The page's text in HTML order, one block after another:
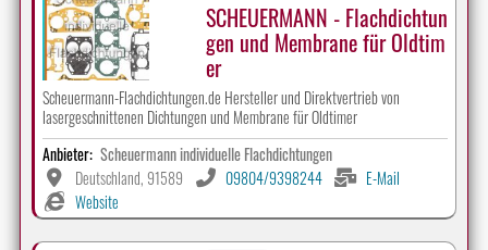
SCHEUERMANN - Flachdichtun
gen und Membrane für Oldtim
er
Scheuermann-Flachdichtungen.de Hersteller und Direktvertrieb von
lasergeschnittenen Dichtungen und Membrane für Oldtimer
Anbieter: Scheuermann individuelle Flachdichtungen
Deutschland, 91589
09804/9398244
E-Mail
Website